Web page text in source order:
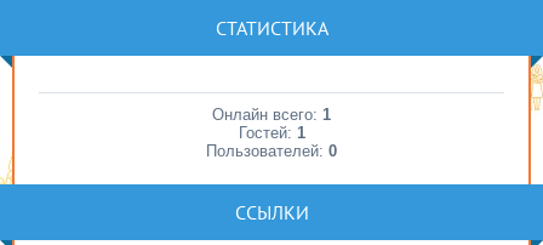
СТАТИСТИКА
Онлайн всего: 1
Гостей: 1
Пользователей: 0
ССЫЛКИ